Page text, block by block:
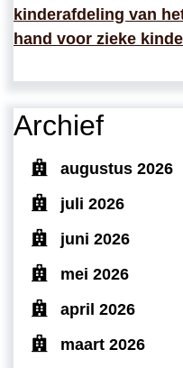
kinderafdeling van
hand voor zieke
Archief
augustus 2026
juli 2026
juni 2026
mei 2026
april 2026
maart 2026